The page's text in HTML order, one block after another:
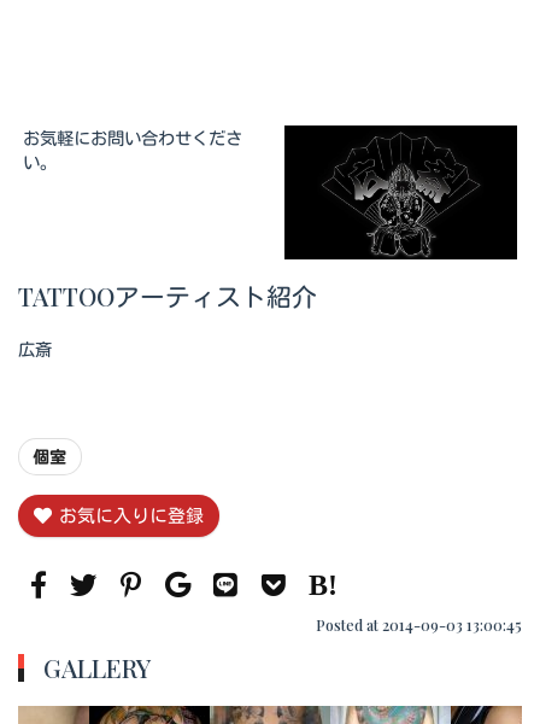
お気軽にお問い合わせくださ
い。
TATTOOアーティスト紹介
広斎
個室
お気に入りに登録
Posted at 2014-09-03 13:00:45
GALLERY